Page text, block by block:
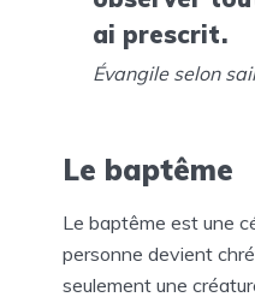
ai prescrit.
Évangile selon
Le baptême
Le baptême est une
personne devient
seulement une